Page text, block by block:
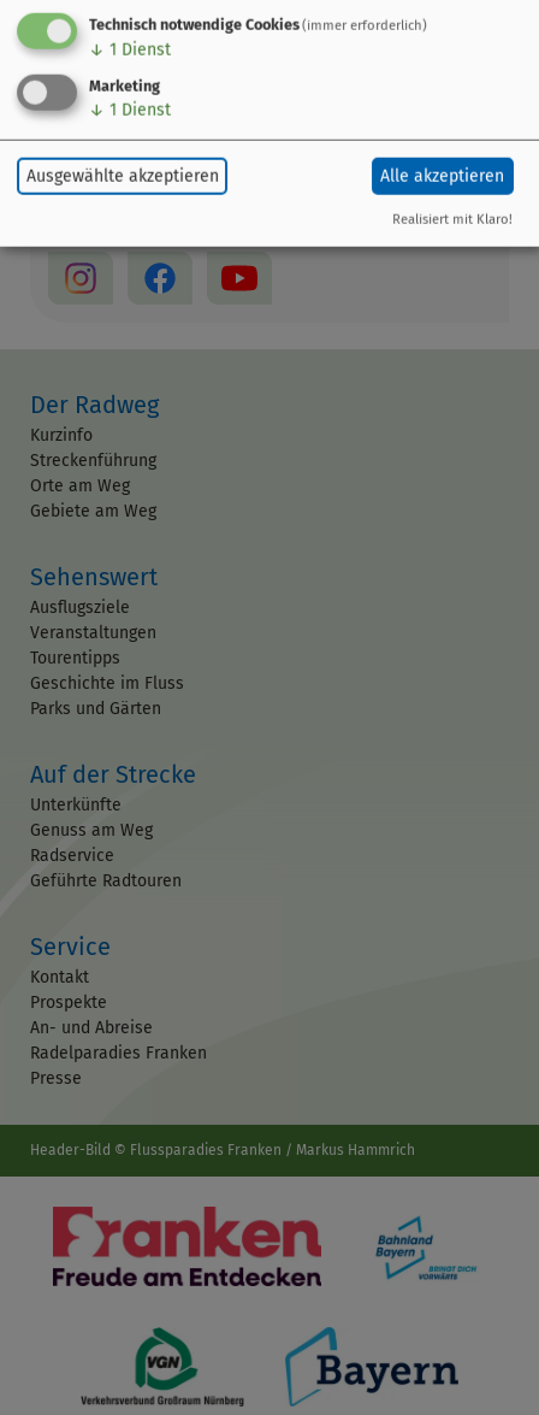
Tourist-Information
90762 Fürth in Bayern
Der Radweg
Kurzinfo
Streckenführung
Orte am Weg
Gebiete am Weg
Sehenswert
Ausflugsziele
Veranstaltungen
Tourentipps
Geschichte im Fluss
Parks und Gärten
Auf der Strecke
Unterkünfte
Genuss am Weg
Radservice
Geführte Radtouren
Service
Kontakt
Prospekte
An- und Abreise
Radelparadies Franken
Presse
Header-Bild © Flussparadies Franken / Markus Hammrich
Technisch notwendige Cookies(immer erforderlich)
↓ 1 Dienst
Marketing
↓ 1 Dienst
Ausgewählte akzeptieren Alle akzeptieren
Realisiert mit Klaro!